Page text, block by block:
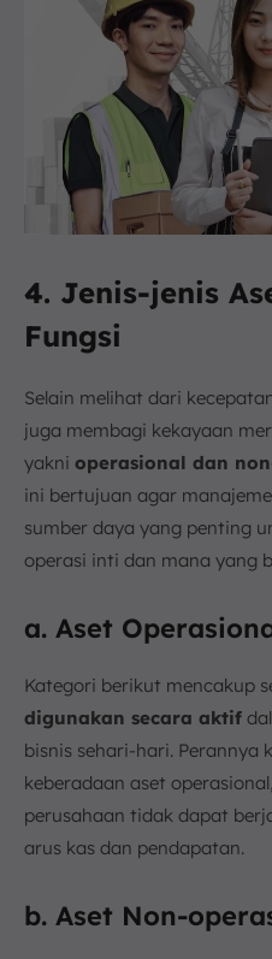
4. Jenis-jenis
Fungsi
Selain melihat dari
juga membagi kekayaan
yakni operasional dan
ini bertujuan agar
sumber daya yang penting
operasi inti dan mana yang
a. Aset
Kategori berikut mencakup
digunakan secara aktif
bisnis sehari-hari. Perannya
keberadaan aset
perusahaan tidak dapat
arus kas dan pendapatan.
b. Aset Non-